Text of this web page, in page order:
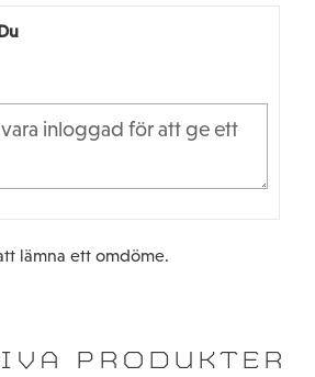
lämna ett omdöme.
PRODUKTER